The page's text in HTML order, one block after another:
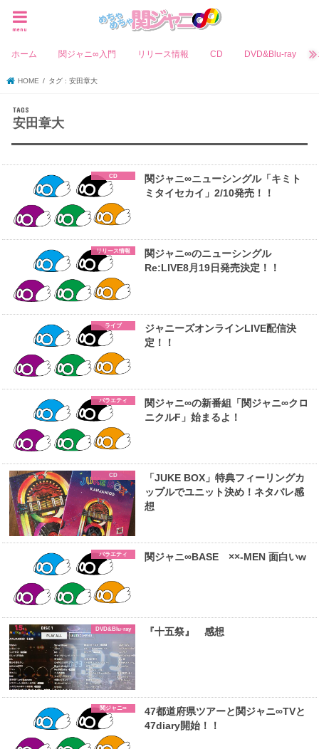
menu
ホーム 関ジャニ∞入門 リリース情報 CD DVD&Blu-ray
HOME タグ : 安田章大
安田章大
CD
関ジャニ∞ニューシングル「キミト
ミタイセカイ」2/10発売！！
リリース情報
関ジャニ∞のニューシングル
Re:LIVE8月19日発売決定！！
ライブ
ジャニーズオンラインLIVE配信決
定！！
バラエティ
関ジャニ∞の新番組「関ジャニ∞クロ
ニクルF」始まるよ！
CD
「JUKE BOX」特典フィーリングカ
ップルでユニット決め！ネタバレ感
想
バラエティ 関ジャニ∞BASE ××-MEN 面白いw
DVD&Blu-ray 『十五祭』 感想
関ジャニ∞
47都道府県ツアーと関ジャニ∞TVと
47diary開始！！